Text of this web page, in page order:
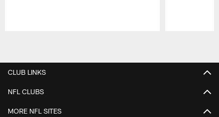
CLUB LINKS
NFL CLUBS
MORE NFL SITES